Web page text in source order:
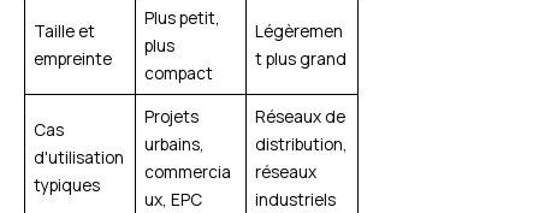
Taille et
empreinte
Plus petit,
plus
compact
Légèremen
t plus grand
Cas
d'utilisation
typiques
Projets
urbains,
commercia
ux, EPC
Réseaux de
distribution,
réseaux
industriels